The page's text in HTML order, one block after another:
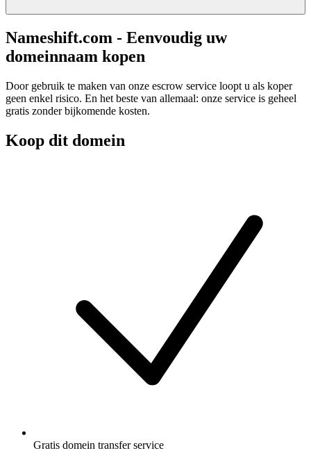
Nameshift.com - Eenvoudig uw
domeinnaam kopen
Door gebruik te maken van onze escrow service loopt u als koper
geen enkel risico. En het beste van allemaal: onze service is geheel
gratis zonder bijkomende kosten.
Koop dit domein
Gratis domein transfer service